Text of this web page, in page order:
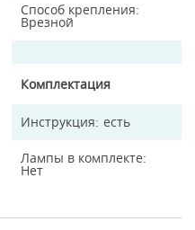
Способ крепления
Врезной
Комплектация
Инструкция есть
Лампы в комплекте
Нет